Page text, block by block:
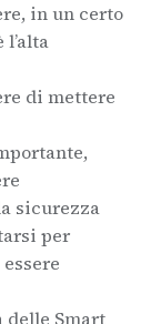
in un certo
di mettere
sicurezza
per
delle Smart